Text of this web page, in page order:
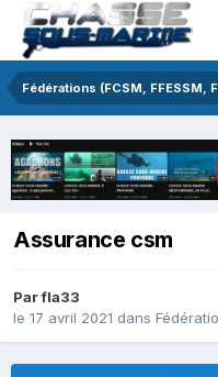
Fédérations (FCSM, FFESSM,
Assurance csm
Parfla33
le 17 avril 2021 dans